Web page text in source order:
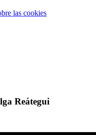
las cookies
Reátegui